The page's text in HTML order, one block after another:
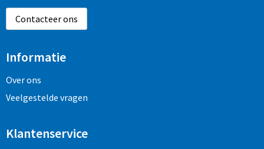
Contacteer ons
Informatie
Over ons
Veelgestelde vragen
Klantenservice